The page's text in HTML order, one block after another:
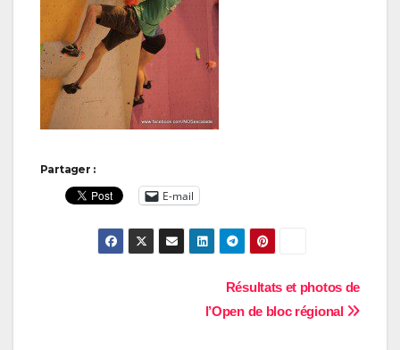
Partager :
E-mail
Résultats et photos de
l’Open de bloc régional